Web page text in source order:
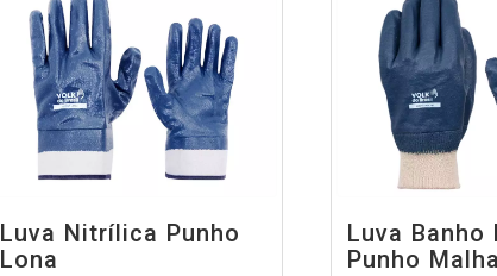
Luva Nitrílica Punho
Lona
Luva
Punho Malha